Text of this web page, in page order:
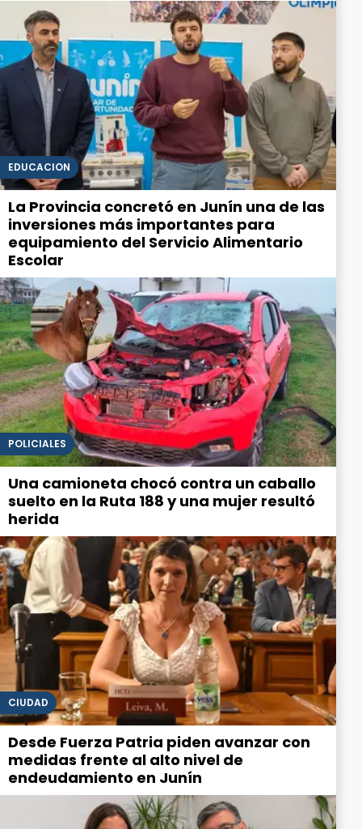
EDUCACIÓN
La Provincia concretó en Junín una de las
inversiones más importantes para
equipamiento del Servicio Alimentario
Escolar
POLICIALES
Una camioneta chocó contra un caballo
suelto en la Ruta 188 y una mujer resultó
herida
CIUDAD
Desde Fuerza Patria piden avanzar con
medidas frente al alto nivel de
endeudamiento en Junín